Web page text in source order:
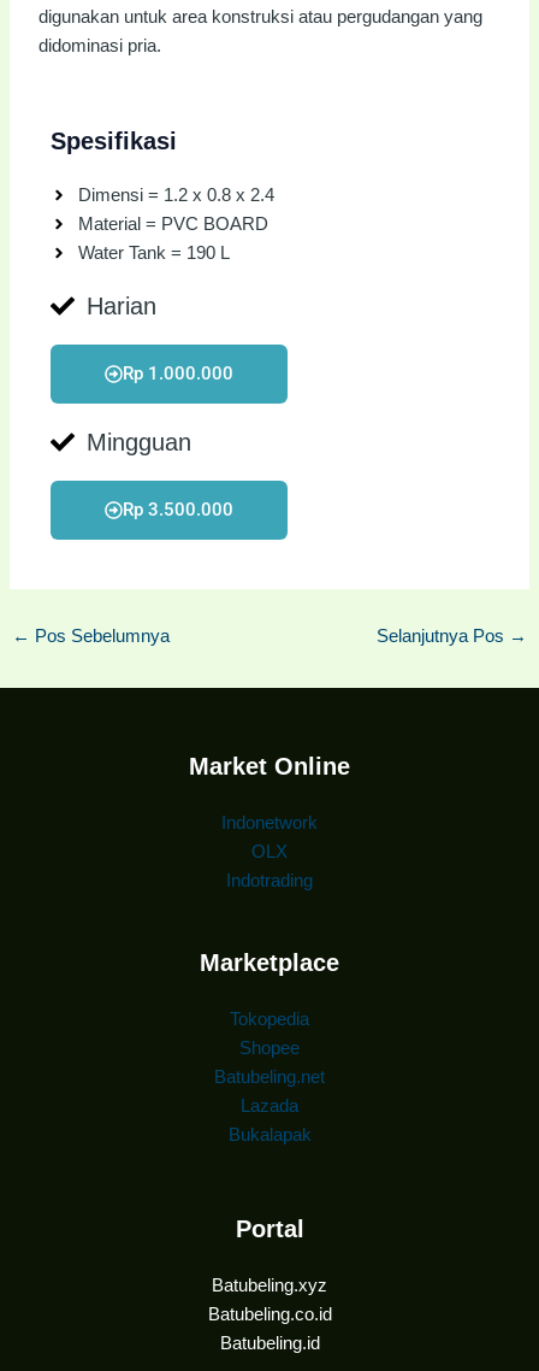
digunakan untuk area konstruksi atau pergudangan yang
didominasi pria.
Spesifikasi
Dimensi = 1.2 x 0.8 x 2.4
Material = PVC BOARD
Water Tank = 190 L
Harian
Rp 1.000.000
Mingguan
Rp 3.500.000
← Pos Sebelumnya Selanjutnya Pos →
Market Online
Indonetwork
OLX
Indotrading
Marketplace
Tokopedia
Shopee
Batubeling.net
Lazada
Bukalapak
Portal
Batubeling.xyz
Batubeling.co.id
Batubeling.id